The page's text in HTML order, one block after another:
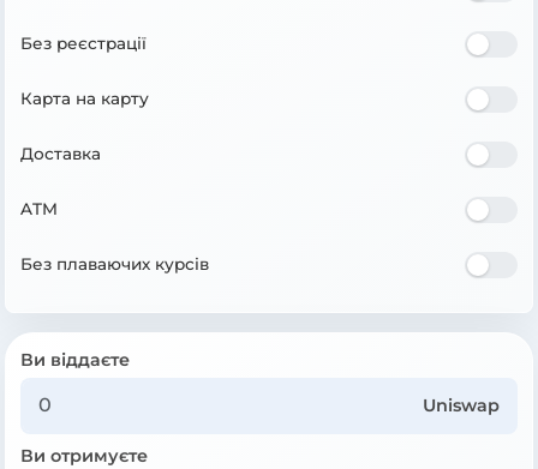
Без реєстрації
Карта на карту
Доставка
ATM
Без плаваючих курсів
Ви віддаєте
Uniswap
Ви отримуєте